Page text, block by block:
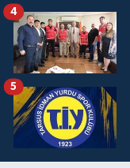
4
5